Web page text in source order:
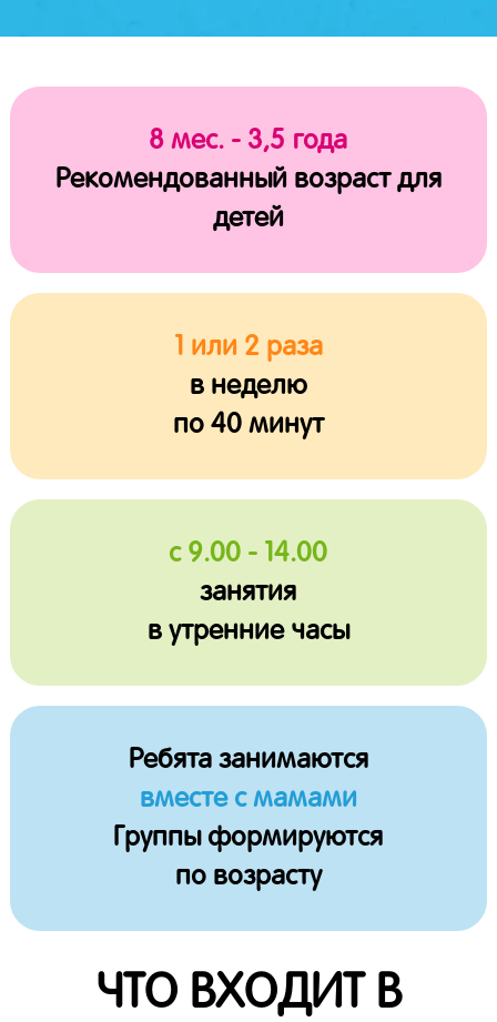
8 мес. - 3,5 года
Рекомендованный возраст для
детей
1 или 2 раза
в неделю
по 40 минут
с 9.00 - 14.00
занятия
в утренние часы
Ребята занимаются
вместе с мамами
Группы формируются
по возрасту
ЧТО ВХОДИТ В